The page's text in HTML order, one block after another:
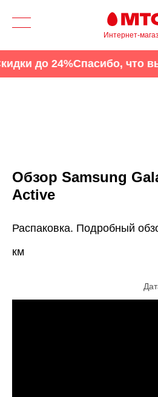
Интернет-
до 24%Спасибо, что вы с
Обзор Samsung
Active
Распаковка. Подробный
км